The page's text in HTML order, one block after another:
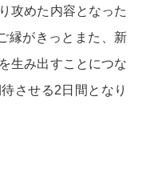
攻めた内容となった
縁がきっとまた、新
生み出すことにつな
させる2日間となり